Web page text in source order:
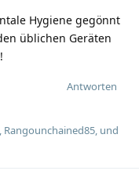
Hygiene gegönnt
üblichen Geräten
Antworten
, Rangounchained85, und